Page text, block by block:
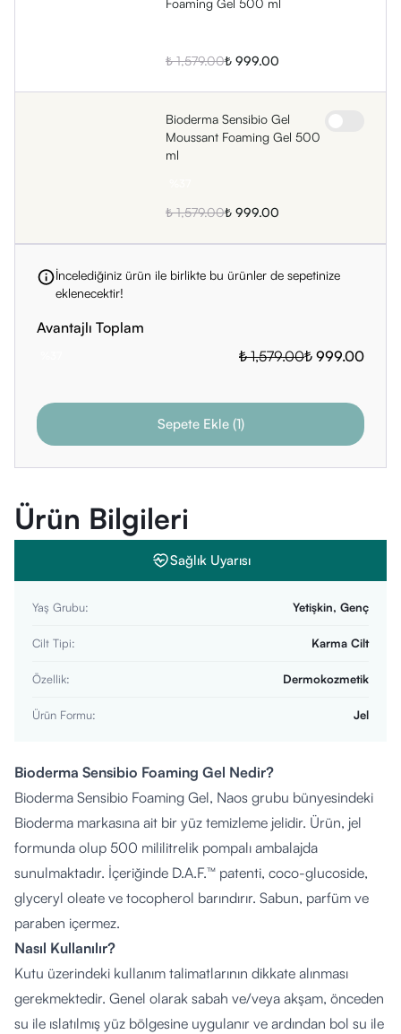
Foaming Gel 500 ml
₺ 1,579.00₺ 999.00
Bioderma Sensibio Gel
Moussant Foaming Gel 500
ml
₺ 1,579.00₺ 999.00
İncelediğiniz ürün ile birlikte bu ürünler de sepetinize
eklenecektir!
Avantajlı Toplam
₺ 1,579.00₺ 999.00
Sepete Ekle(1)
Ürün Bilgileri
Sağlık Uyarısı
Yaş Grubu: Yetişkin, Genç
Cilt Tipi: Karma Cilt
Özellik: Dermokozmetik
Ürün Formu: Jel
Bioderma Sensibio Foaming Gel Nedir?
Bioderma Sensibio Foaming Gel, Naos grubu bünyesindeki
Bioderma markasına ait bir yüz temizleme jelidir. Ürün, jel
formunda olup 500 mililitrelik pompalı ambalajda
sunulmaktadır. İçeriğinde D.A.F.™ patenti, coco-glucoside,
glyceryl oleate ve tocopherol barındırır. Sabun, parfüm ve
paraben içermez.
Nasıl Kullanılır?
Kutu üzerindeki kullanım talimatlarının dikkate alınması
gerekmektedir. Genel olarak sabah ve/veya akşam, önceden
su ile ıslatılmış yüz bölgesine uygulanır ve ardından bol su ile